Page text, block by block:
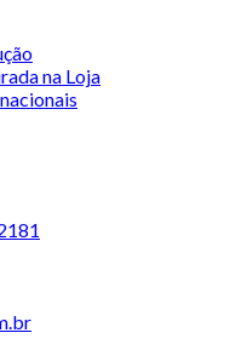
na Loja